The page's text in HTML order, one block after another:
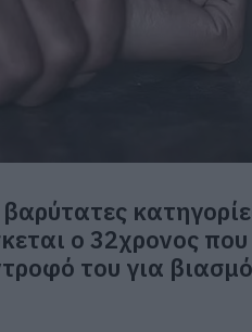
ο 32χρονος
του για